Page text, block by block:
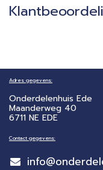
Adres gegevens:
Onderdelenhuis Ede
Maanderweg 40
6711 NE EDE
Contact gegevens: